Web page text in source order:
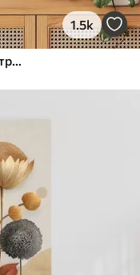
1.5k
Рельєфні кола та гілка в теплих нейтральних тонах